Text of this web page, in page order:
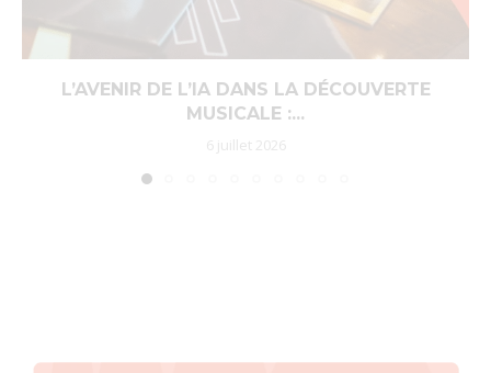
L’AVENIR DE L’IA DANS LA DÉCOUVERTE
MUSICALE :...
6 juillet 2026